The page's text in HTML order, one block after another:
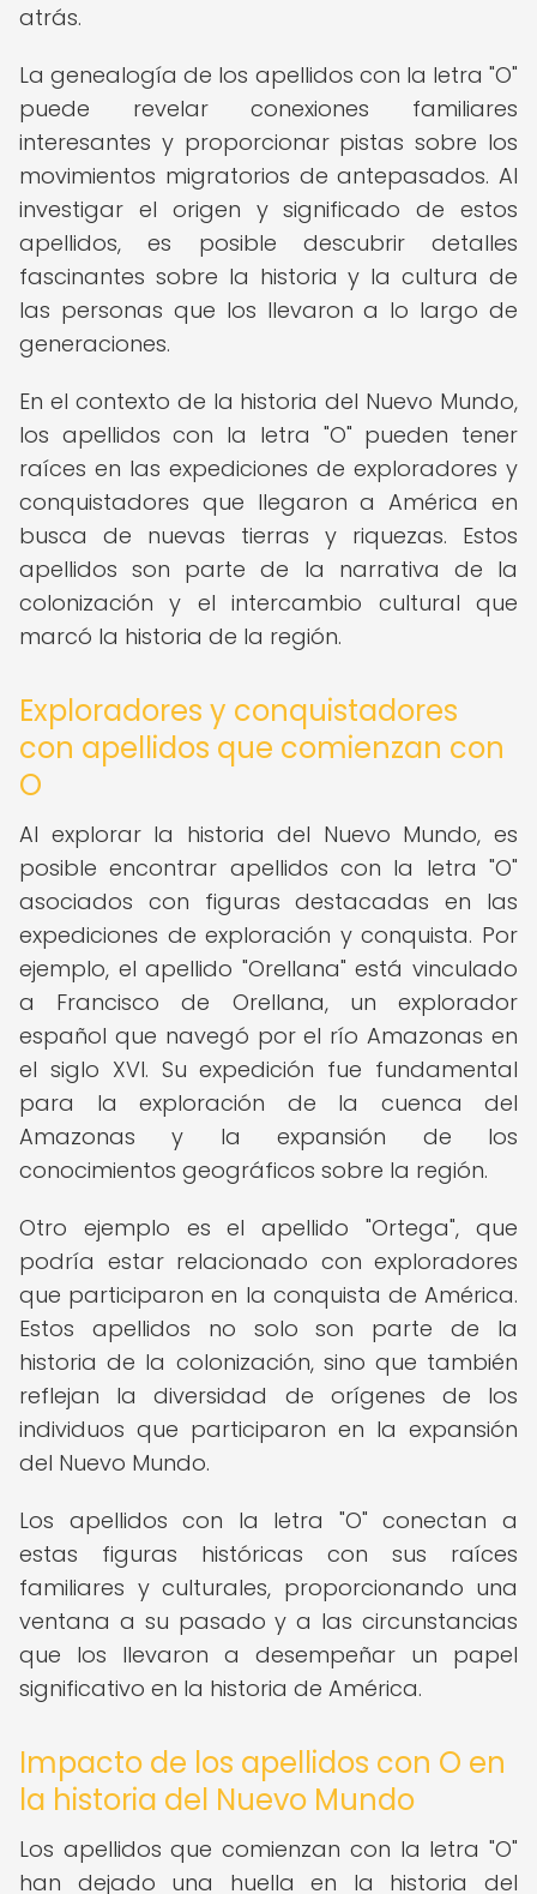
atrás.
La genealogía de los apellidos con la letra "O"
puede revelar conexiones familiares
interesantes y proporcionar pistas sobre los
movimientos migratorios de antepasados. Al
investigar el origen y significado de estos
apellidos, es posible descubrir detalles
fascinantes sobre la historia y la cultura de
las personas que los llevaron a lo largo de
generaciones.
En el contexto de la historia del Nuevo Mundo,
los apellidos con la letra "O" pueden tener
raíces en las expediciones de exploradores y
conquistadores que llegaron a América en
busca de nuevas tierras y riquezas. Estos
apellidos son parte de la narrativa de la
colonización y el intercambio cultural que
marcó la historia de la región.
Exploradores y conquistadores
con apellidos que comienzan con
O
Al explorar la historia del Nuevo Mundo, es
posible encontrar apellidos con la letra "O"
asociados con figuras destacadas en las
expediciones de exploración y conquista. Por
ejemplo, el apellido "Orellana" está vinculado
a Francisco de Orellana, un explorador
español que navegó por el río Amazonas en
el siglo XVI. Su expedición fue fundamental
para la exploración de la cuenca del
Amazonas y la expansión de los
conocimientos geográficos sobre la región.
Otro ejemplo es el apellido "Ortega", que
podría estar relacionado con exploradores
que participaron en la conquista de América.
Estos apellidos no solo son parte de la
historia de la colonización, sino que también
reflejan la diversidad de orígenes de los
individuos que participaron en la expansión
del Nuevo Mundo.
Los apellidos con la letra "O" conectan a
estas figuras históricas con sus raíces
familiares y culturales, proporcionando una
ventana a su pasado y a las circunstancias
que los llevaron a desempeñar un papel
significativo en la historia de América.
Impacto de los apellidos con O en
la historia del Nuevo Mundo
Los apellidos que comienzan con la letra "O"
han dejado una huella en la historia del